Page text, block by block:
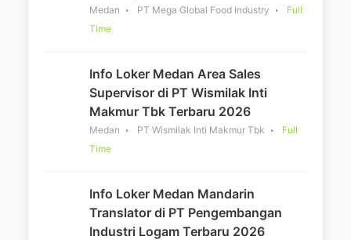
Medan PT Mega Global Food Industry
Full
Time
Info Loker Medan Area Sales
Supervisor di PT Wismilak Inti
Makmur Tbk Terbaru 2026
Medan PT Wismilak Inti Makmur Tbk
Full
Time
Info Loker Medan Mandarin
Translator di PT Pengembangan
Industri Logam Terbaru 2026